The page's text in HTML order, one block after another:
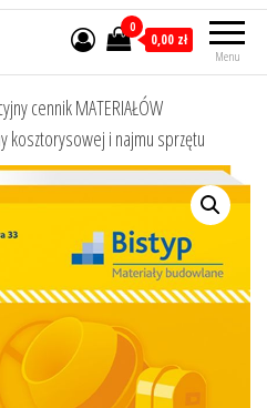
Menu
0
0,00 zł
cennik MATERIAŁÓW
kosztorysowej i najmu sprzętu